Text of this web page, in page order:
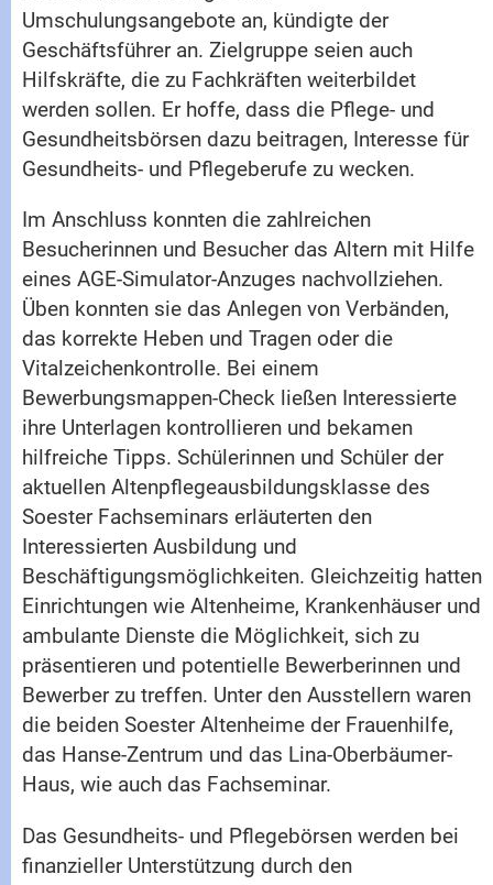
Umschulungsangebote an, kündigte der
Geschäftsführer an. Zielgruppe seien auch
Hilfskräfte, die zu Fachkräften weiterbildet
werden sollen. Er hoffe, dass die Pflege- und
Gesundheitsbörsen dazu beitragen, Interesse für
Gesundheits- und Pflegeberufe zu wecken.
Im Anschluss konnten die zahlreichen
Besucherinnen und Besucher das Altern mit Hilfe
eines AGE-Simulator-Anzuges nachvollziehen.
Üben konnten sie das Anlegen von Verbänden,
das korrekte Heben und Tragen oder die
Vitalzeichenkontrolle. Bei einem
Bewerbungsmappen-Check ließen Interessierte
ihre Unterlagen kontrollieren und bekamen
hilfreiche Tipps. Schülerinnen und Schüler der
aktuellen Altenpflegeausbildungsklasse des
Soester Fachseminars erläuterten den
Interessierten Ausbildung und
Beschäftigungsmöglichkeiten. Gleichzeitig hatten
Einrichtungen wie Altenheime, Krankenhäuser und
ambulante Dienste die Möglichkeit, sich zu
präsentieren und potentielle Bewerberinnen und
Bewerber zu treffen. Unter den Ausstellern waren
die beiden Soester Altenheime der Frauenhilfe,
das Hanse-Zentrum und das Lina-Oberbäumer-
Haus, wie auch das Fachseminar.
Das Gesundheits- und Pflegebörsen werden bei
finanzieller Unterstützung durch den